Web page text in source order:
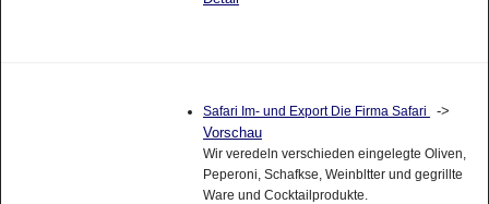
Safari Im- und Export Die Firma Safari
->
Vorschau
Wir veredeln verschieden eingelegte Oliven,
Peperoni, Schafkse, Weinbltter und gegrillte
Ware und Cocktailprodukte.